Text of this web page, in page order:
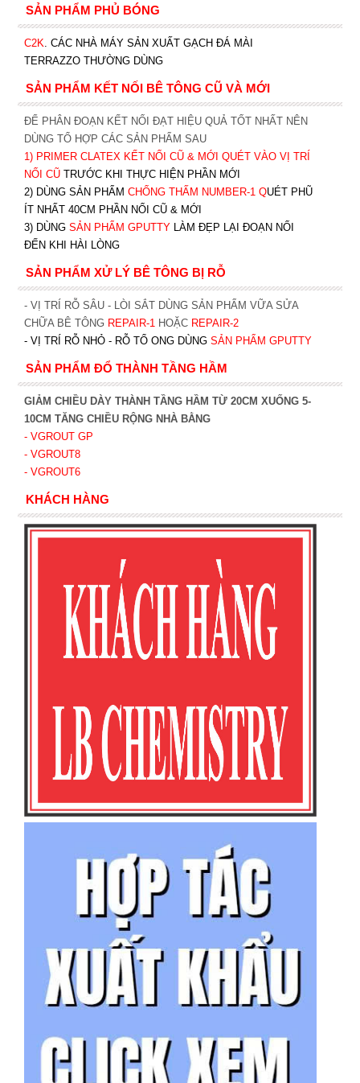
SẢN PHẨM PHỦ BÓNG
C2K. CÁC NHÀ MÁY SẢN XUẤT GẠCH ĐÁ MÀI
TERRAZZO THƯỜNG DÙNG
SẢN PHẨM KẾT NỐI BÊ TÔNG CŨ VÀ MỚI
ĐỂ PHÂN ĐOẠN KẾT NỐI ĐẠT HIỆU QUẢ TỐT NHẤT NÊN
DÙNG TỔ HỢP CÁC SẢN PHẨM SAU
1) PRIMER CLATEX KẾT NỐI CŨ & MỚI QUÉT VÀO VỊ TRÍ
NỐI CŨ TRƯỚC KHI THỰC HIỆN PHẦN MỚI
2) DÙNG SẢN PHẨM CHỐNG THẤM NUMBER-1QUÉT PHŨ
ÍT NHẤT 40CM PHẦN NỐI CŨ & MỚI
3) DÙNG SẢN PHẨM GPUTTY LÀM ĐẸP LẠI ĐOẠN NỐI
ĐẾN KHI HÀI LÒNG
SẢN PHẨM XỬ LÝ BÊ TÔNG BỊ RỖ
- VỊ TRÍ RỖ SÂU - LÒI SẮT DÙNG SẢN PHẨM VỮA SỬA
CHỮA BÊ TÔNG REPAIR-1HOẶC REPAIR-2
- VỊ TRÍ RỖ NHỎ - RỖ TỔ ONG DÙNG SẢN PHẨM GPUTTY
SẢN PHẨM ĐỔ THÀNH TẦNG HẦM
GIẢM CHIỀU DÀY THÀNH TẦNG HẦM TỪ 20CM XUỐNG 5-
10CM TĂNG CHIỀU RỘNG NHÀ BẰNG
- VGROUT GP
- VGROUT8
- VGROUT6
KHÁCH HÀNG